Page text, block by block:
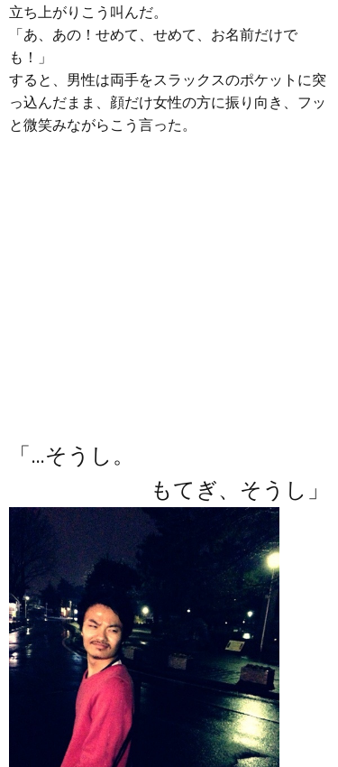
立ち上がりこう叫んだ。
「あ、あの！せめて、せめて、お名前だけで
も！」
すると、男性は両手をスラックスのポケットに突
っ込んだまま、顔だけ女性の方に振り向き、フッ
と微笑みながらこう言った。
「…そうし。
もてぎ、そうし」